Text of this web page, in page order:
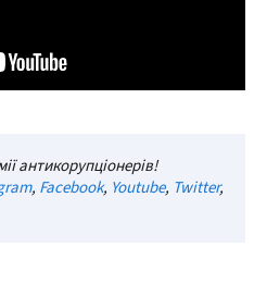
антикорупціонерів!
, Facebook, Youtube, Twitter,